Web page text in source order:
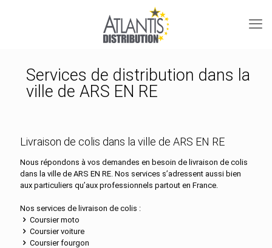
Services de distribution dans la
ville de ARS EN RE
Livraison de colis dans la ville de ARS EN RE
Nous répondons à vos demandes en besoin de livraison de colis
dans la ville de ARS EN RE. Nos services s’adressent aussi bien
aux particuliers qu’aux professionnels partout en France.
Nos services de livraison de colis :
Coursier moto
Coursier voiture
Coursier fourgon